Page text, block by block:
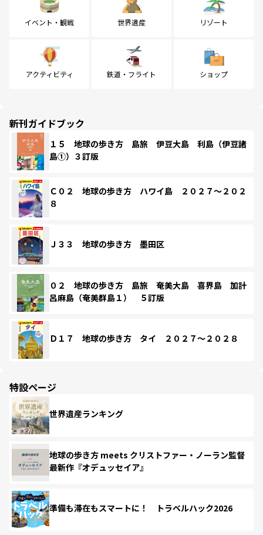
イベント・観戦 世界遺産 リゾート
アクティビティ 鉄道・フライト ショップ
新刊ガイドブック
１５ 地球の歩き方 島旅 伊豆大島 利島（伊豆諸
島①）３訂版
Ｃ０２ 地球の歩き方 ハワイ島 ２０２７～２０２
８
Ｊ３３ 地球の歩き方 墨田区
０２ 地球の歩き方 島旅 奄美大島 喜界島 加計
呂麻島（奄美群島１） ５訂版
Ｄ１７ 地球の歩き方 タイ ２０２７～２０２８
特設ページ
世界遺産ランキング
地球の歩き方 meets クリストファー・ノーラン監督
最新作『オデュッセイア』
準備も滞在もスマートに！ トラベルハック2026